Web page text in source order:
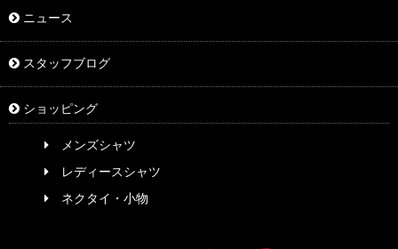
ニュース
スタッフブログ
ショッピング
メンズシャツ
レディースシャツ
ネクタイ・小物